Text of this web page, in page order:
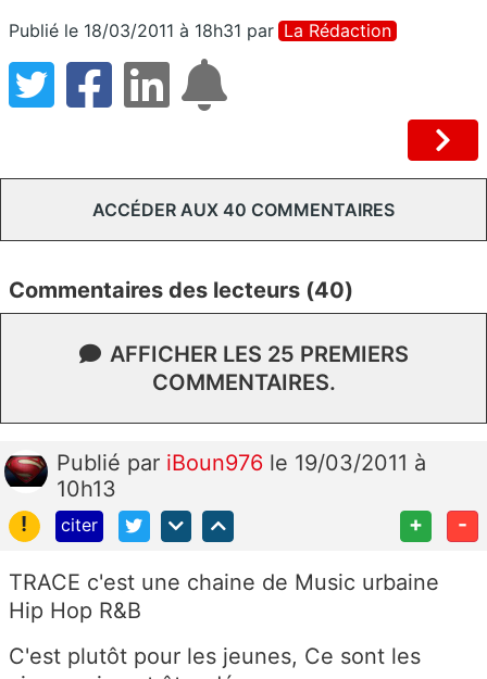
Publié le 18/03/2011 à 18h31 par La Rédaction
ACCÉDER AUX 40 COMMENTAIRES
Commentaires des lecteurs (40)
AFFICHER LES 25 PREMIERS
COMMENTAIRES.
Publié par iBoun976 le 19/03/2011 à
10h13
!
citer + -
TRACE c'est une chaine de Music urbaine
Hip Hop R&B
C'est plutôt pour les jeunes, Ce sont les